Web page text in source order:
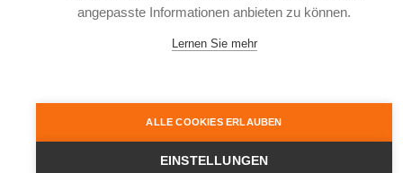
Leistungsträger:
KRAVAG-LOGISTIC Versicherungs-AG,
Frankfurt am Main
Versicherungsprodukten (IPID)
angepasste Informationen anbieten zu können.
Lernen Sie mehr
ALLE COOKIES ERLAUBEN
EINSTELLUNGEN